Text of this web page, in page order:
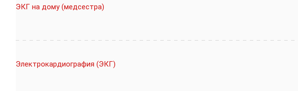
ЭКГ на дому (медсестра)
Электрокардиография (ЭКГ)